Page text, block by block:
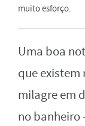
muito esforço.
Uma boa
que existem
milagre em
no banheiro